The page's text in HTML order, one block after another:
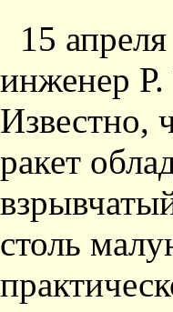
15
инженер
Известно,
ракет
столь